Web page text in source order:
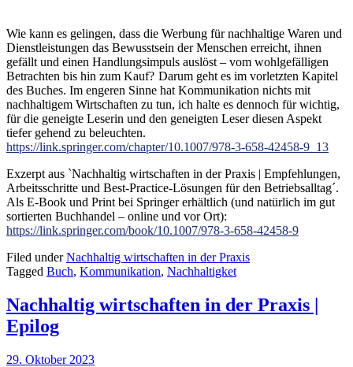
Wie kann es gelingen, dass die Werbung für nachhaltige Waren und
Dienstleistungen das Bewusstsein der Menschen erreicht, ihnen
gefällt und einen Handlungsimpuls auslöst – vom wohlgefälligen
Betrachten bis hin zum Kauf? Darum geht es im vorletzten Kapitel
des Buches. Im engeren Sinne hat Kommunikation nichts mit
nachhaltigem Wirtschaften zu tun, ich halte es dennoch für wichtig,
für die geneigte Leserin und den geneigten Leser diesen Aspekt
tiefer gehend zu beleuchten.
https://link.springer.com/chapter/10.1007/978-3-658-42458-9_13
Exzerpt aus `Nachhaltig wirtschaften in der Praxis | Empfehlungen,
Arbeitsschritte und Best-Practice-Lösungen für den Betriebsalltag´.
Als E-Book und Print bei Springer erhältlich (und natürlich im gut
sortierten Buchhandel – online und vor Ort):
https://link.springer.com/book/10.1007/978-3-658-42458-9
Filed underNachhaltig wirtschaften in der Praxis
Tagged Buch, Kommunikation, Nachhaltigket
Nachhaltig wirtschaften in der Praxis |
Epilog
29. Oktober 2023